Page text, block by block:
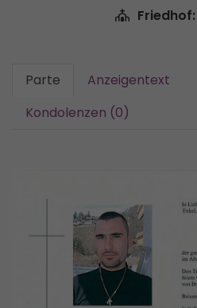
Friedhof:
Parte Anzeigentext
Kondolenzen (0)